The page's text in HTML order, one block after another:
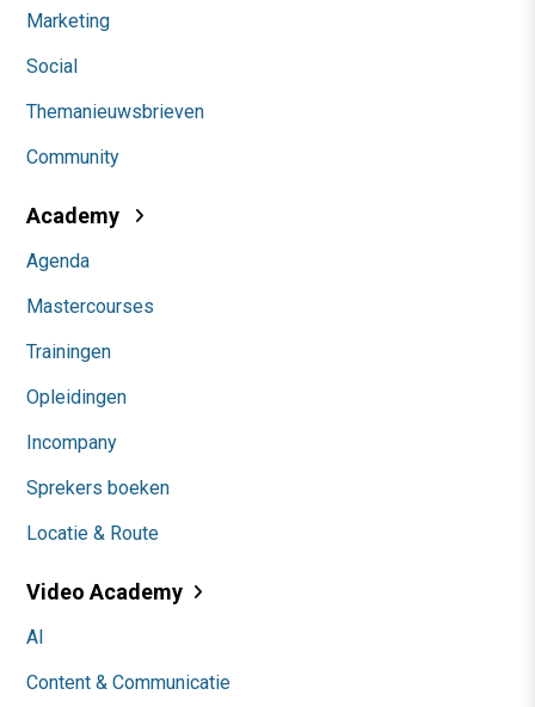
Marketing
Social
Themanieuwsbrieven
Community
Academy
Agenda
Mastercourses
Trainingen
Opleidingen
Incompany
Sprekers boeken
Locatie & Route
Video Academy
AI
Content & Communicatie